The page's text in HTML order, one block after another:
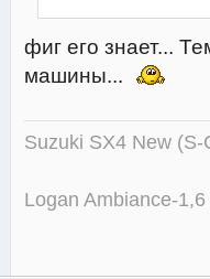
фиг его знает...
машины...
Suzuki SX4 New (S-
Logan Ambiance-